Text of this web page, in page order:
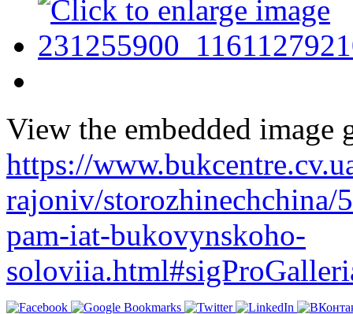
View the embedded image
https://
rajoniv/storozhinechchina/
pam-iat-bukovynskoho-